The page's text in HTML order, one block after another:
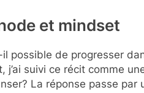
et mindset
possible de progresser
suivi ce récit comme
La réponse passe par